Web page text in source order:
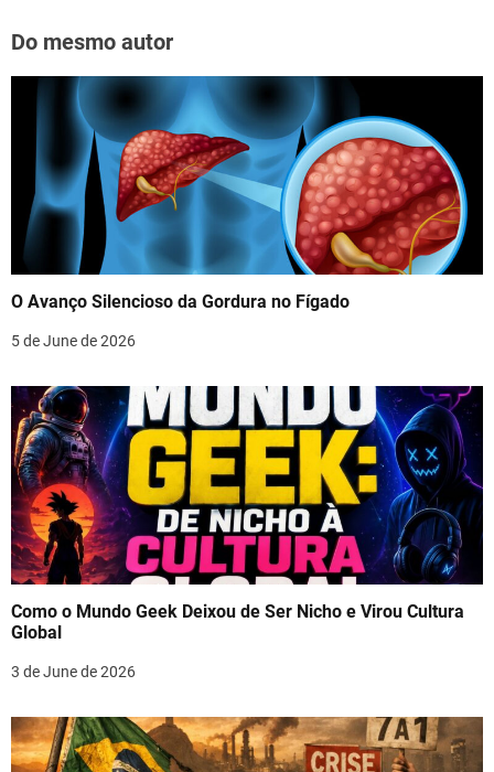
Do mesmo autor
O Avanço Silencioso da Gordura no Fígado
5 de June de 2026
Como o Mundo Geek Deixou de Ser Nicho e Virou Cultura
Global
3 de June de 2026